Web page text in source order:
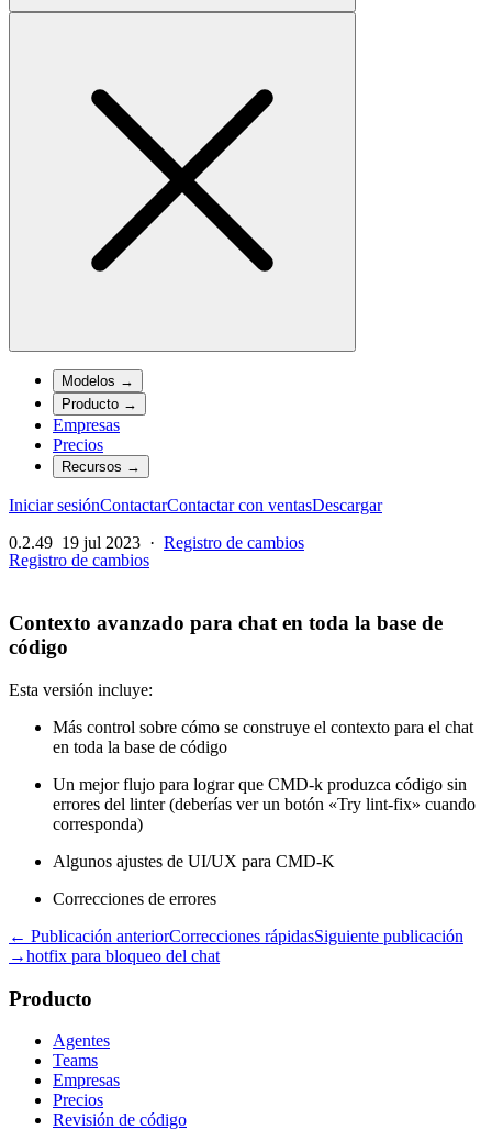
Modelos →
Producto →
Empresas
Precios
Recursos →
Iniciar sesiónContactarContactar con ventasDescargar
0.2.49 19 jul 2023 · Registro de cambios
Registro de cambios
Contexto avanzado para chat en toda la base de
código
Esta versión incluye:
Más control sobre cómo se construye el contexto para el chat
en toda la base de código
Un mejor flujo para lograr que CMD-k produzca código sin
errores del linter (deberías ver un botón «Try lint-fix» cuando
corresponda)
Algunos ajustes de UI/UX para CMD-K
Correcciones de errores
← Publicación anteriorCorrecciones rápidasSiguiente publicación
→hotfix para bloqueo del chat
Producto
Agentes
Teams
Empresas
Precios
Revisión de código